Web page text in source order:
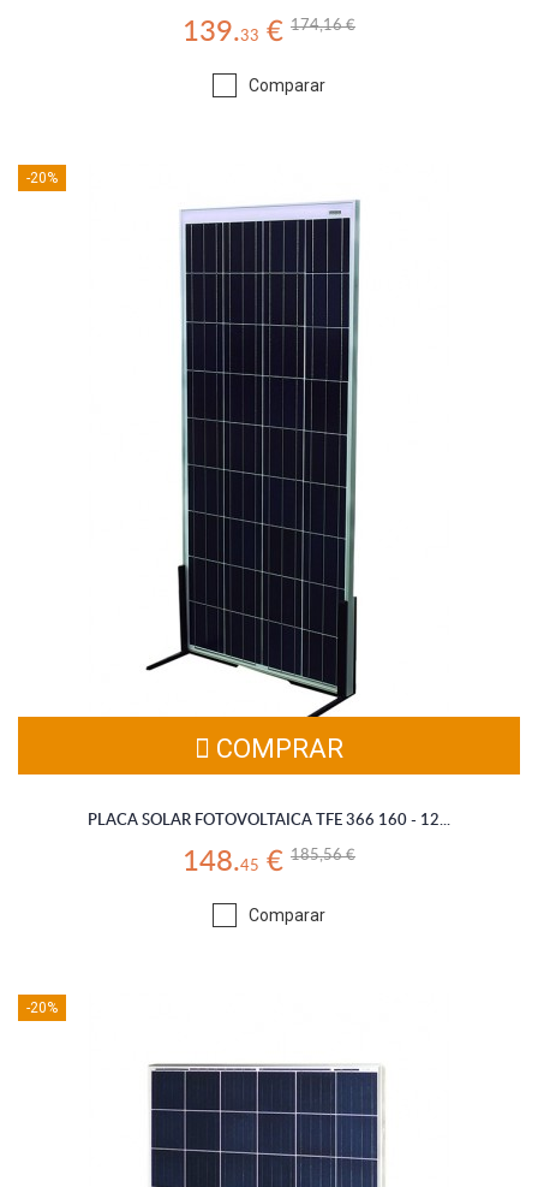
139.33 € 174,16 €
Comparar
-20%
COMPRAR
PLACA SOLAR FOTOVOLTAICA TFE 366 160 - 12...
148.45 € 185,56 €
Comparar
Placa solar fotovoltaica de 160W 12V de potencia de la marca
española TFE. Fabricada para uso en instalaciones solares aisladas
de 12V. (Gastos de envío incluidos en el producto).
-20%